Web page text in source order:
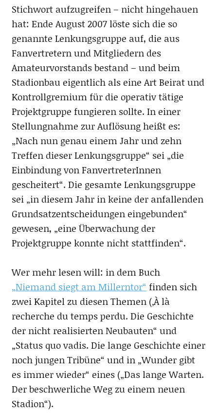
Stichwort aufzugreifen – nicht hingehauen
hat: Ende August 2007 löste sich die so
genannte Lenkungsgruppe auf, die aus
Fanvertretern und Mitgliedern des
Amateurvorstands bestand – und beim
Stadionbau eigentlich als eine Art Beirat und
Kontrollgremium für die operativ tätige
Projektgruppe fungieren sollte. In einer
Stellungnahme zur Auflösung heißt es:
„Nach nun genau einem Jahr und zehn
Treffen dieser Lenkungsgruppe“ sei „die
Einbindung von FanvertreterInnen
gescheitert“. Die gesamte Lenkungsgruppe
sei „in diesem Jahr in keine der anfallenden
Grundsatzentscheidungen eingebunden“
gewesen, „eine Überwachung der
Projektgruppe konnte nicht stattfinden“.
Wer mehr lesen will: in dem Buch
„Niemand siegt am Millerntor“ finden sich
zwei Kapitel zu diesen Themen (‚À là
recherche du temps perdu. Die Geschichte
der nicht realisierten Neubauten“ und
„Status quo vadis. Die lange Geschichte einer
noch jungen Tribüne“ und in „Wunder gibt
es immer wieder“ eines („Das lange Warten.
Der beschwerliche Weg zu einem neuen
Stadion“).